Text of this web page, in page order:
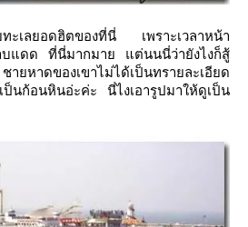
ยทะเลยอดฮิตของที่นี่ เพราะเวลาหน้า
แดด ที่นี่มากมาย แต่นนนี่ว่ายังไงก็สู้
หาดของเขาไม่ได้เป็นทรายละเอียด
ป็นก้อนหินอ่ะค่ะ นี่ไงเอารูปมาให้ดูเป็น